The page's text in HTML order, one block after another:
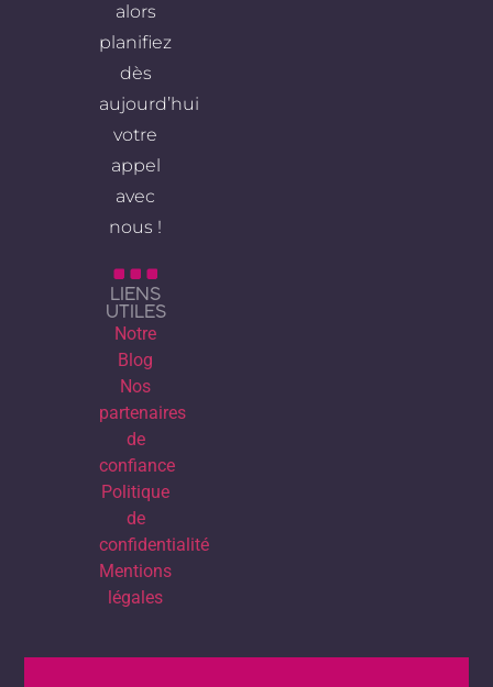
alors
planifiez
dès
aujourd’hui
votre
appel
avec
nous !
LIENS
UTILES
Notre
Blog
Nos
partenaires
de
confiance
Politique
de
confidentialité
Mentions
légales